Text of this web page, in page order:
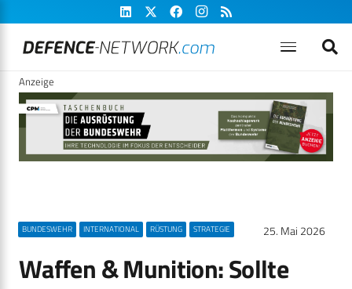
Anzeige
BUNDESWEHR INTERNATIONAL RÜSTUNG STRATEGIE 25. Mai 2026
Waffen & Munition: Sollte